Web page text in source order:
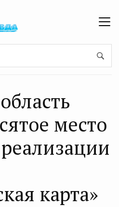
место
карта»